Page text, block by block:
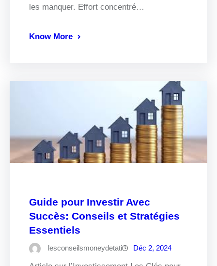
les manquer. Effort concentré…
Know More
Guide pour Investir Avec
Succès: Conseils et Stratégies
Essentiels
lesconseilsmoneydetati Déc 2, 2024